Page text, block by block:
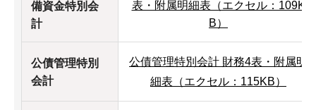
備資金特別会
計
表・附属明細表（エクセル：109K
B）
公債管理特別
会計
公債管理特別会計 財務4表・附属明
細表（エクセル：115KB）